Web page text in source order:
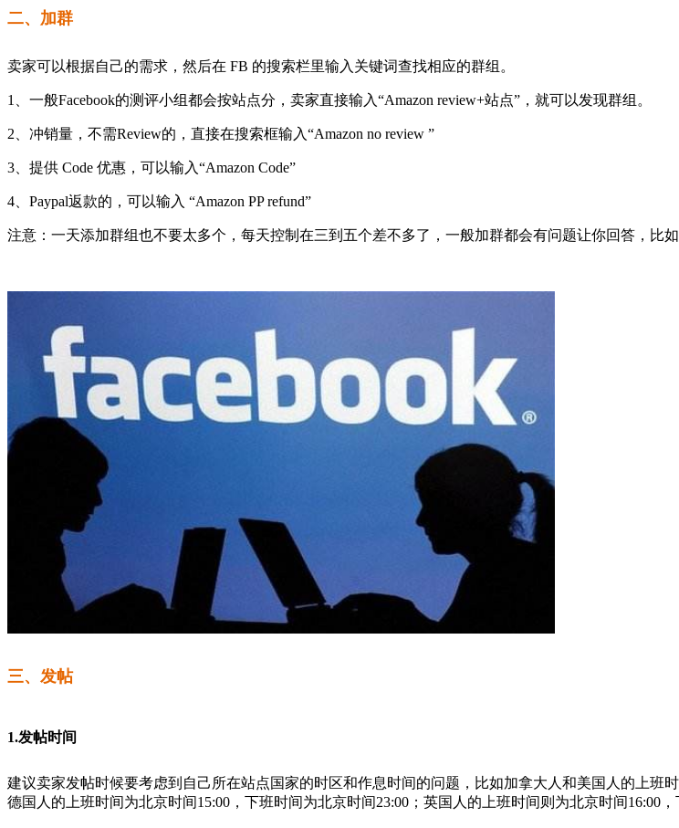
二、加群
卖家可以根据自己的需求，然后在 FB 的搜索栏里输入关键词查找相应的群组。
1、一般Facebook的测评小组都会按站点分，卖家直接输入“Amazon review+站点”，就可以发现群组。
2、冲销量，不需Review的，直接在搜索框输入“Amazon no review ”
3、提供 Code 优惠，可以输入“Amazon Code”
4、Paypal返款的，可以输入 “Amazon PP refund”
注意：一天添加群组也不要太多个，每天控制在三到五个差不多了，一般加群都会有问题让你回答，比
三、发帖
1.发帖时间
建议卖家发帖时候要考虑到自己所在站点国家的时区和作息时间的问题，比如加拿大人和美国人的上班
德国人的上班时间为北京时间15:00，下班时间为北京时间23:00；英国人的上班时间则为北京时间16:00，